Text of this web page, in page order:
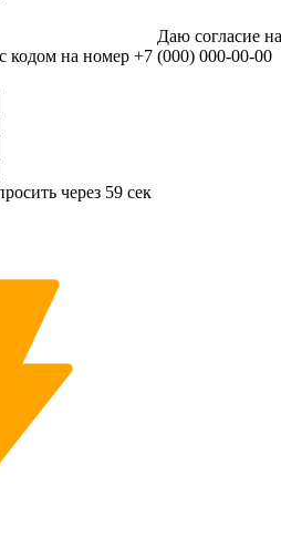
Даю согласие
кодом на номер +7 (000) 000-00-00
через 59 сек